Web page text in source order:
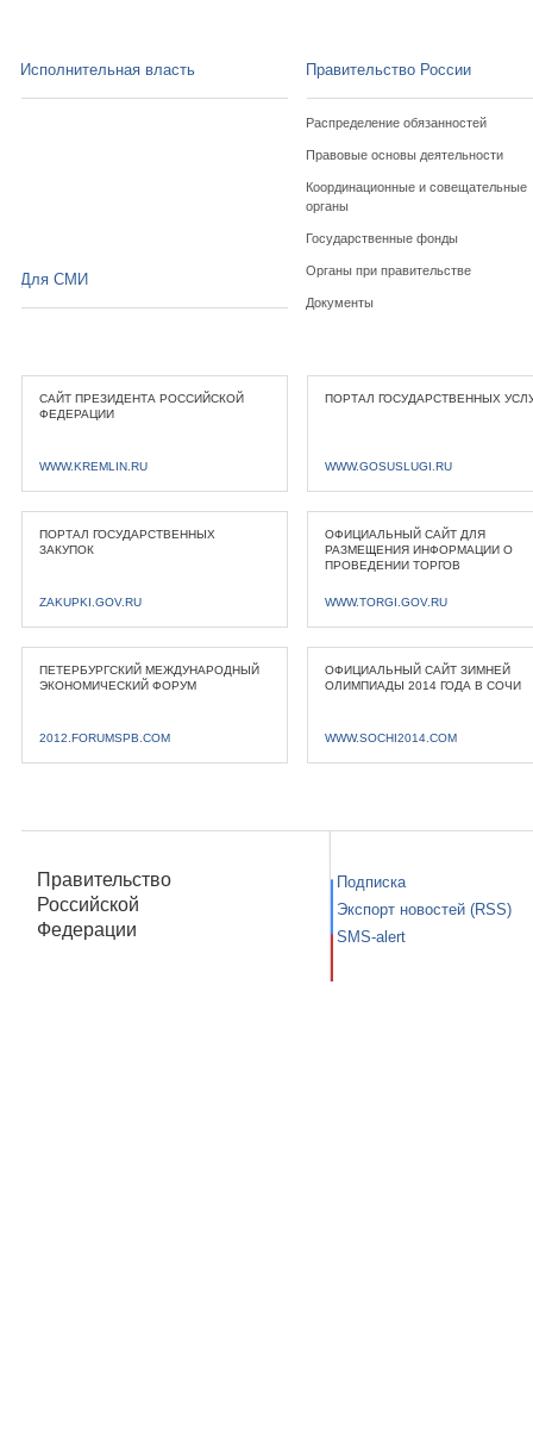
Исполнительная власть Правительство России
Распределение обязанностей
Правовые основы деятельности
Координационные и совещательные
органы
Государственные фонды
Органы при правительстве
Документы
Для СМИ
САЙТ ПРЕЗИДЕНТА РОССИЙСКОЙ
ФЕДЕРАЦИИ
WWW.KREMLIN.RU
ПОРТАЛ ГОСУДАРСТВЕННЫХ
WWW.GOSUSLUGI.RU
ПОРТАЛ ГОСУДАРСТВЕННЫХ
ЗАКУПОК
ZAKUPKI.GOV.RU
ОФИЦИАЛЬНЫЙ САЙТ ДЛЯ
РАЗМЕЩЕНИЯ ИНФОРМАЦИИ О
ПРОВЕДЕНИИ ТОРГОВ
WWW.TORGI.GOV.RU
ПЕТЕРБУРГСКИЙ МЕЖДУНАРОДНЫЙ
ЭКОНОМИЧЕСКИЙ ФОРУМ
2012.FORUMSPB.COM
ОФИЦИАЛЬНЫЙ САЙТ ЗИМНЕЙ
ОЛИМПИАДЫ 2014 ГОДА В СОЧИ
WWW.SOCHI2014.COM
Правительство
Российской
Федерации
Подписка
Экспорт новостей (RSS)
SMS-alert